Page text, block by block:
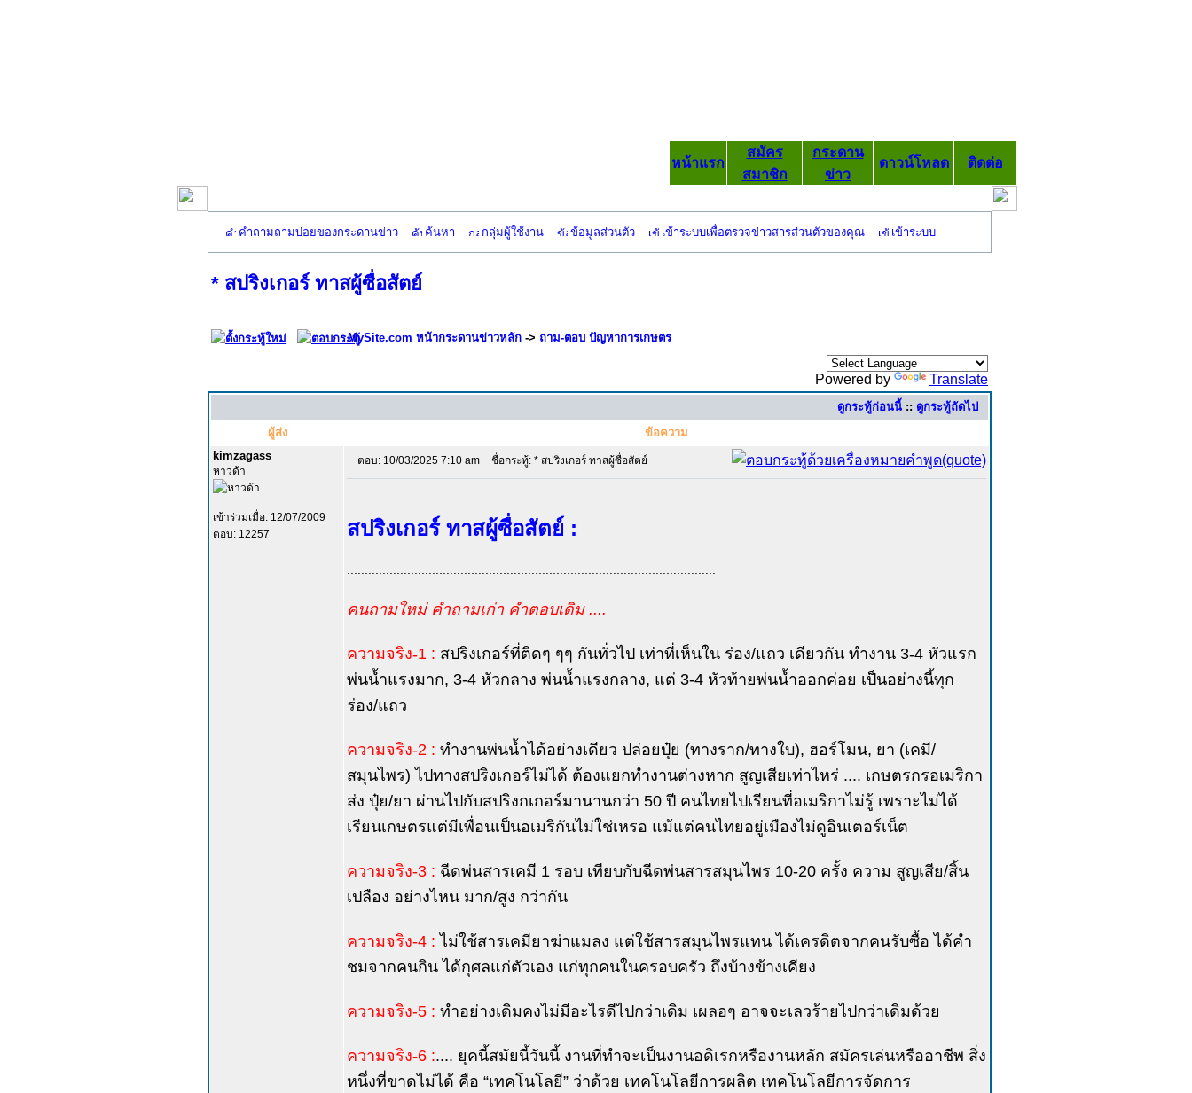
หน้าแรก
สมัคร
สมาชิก
กระดาน
ข่าว
ดาวน์โหลด ติดต่อ
คำถามถามบ่อยของกระดานข่าว ค้นหา กลุ่มผู้ใช้งาน ข้อมูลส่วนตัว เข้าระบบเพื่อตรวจข่าวสารส่วนตัวของคุณ เข้าระบบ
* สปริงเกอร์ ทาสผู้ซื่อสัตย์
MySite.com หน้ากระดานข่าวหลัก -> ถาม-ตอบ ปัญหาการเกษตร
Powered by Translate
ดูกระทู้ก่อนนี้ :: ดูกระทู้ถัดไป
ผู้ส่ง
ข้อความ
kimzagass
หาวด้า
เข้าร่วมเมื่อ: 12/07/2009
ตอบ: 12257
ตอบ: 10/03/2025 7:10 am ชื่อกระทู้: * สปริงเกอร์ ทาสผู้ซื่อสัตย์
สปริงเกอร์ ทาสผู้ซื่อสัตย์ :
คนถามใหม่ คำถามเก่า คำตอบเดิม ....
ความจริง-1 : สปริงเกอร์ที่ติดๆ ๆๆ กันทั่วไป เท่าที่เห็นใน ร่อง/แถว เดียวกัน ทำงาน 3-4 หัวแรก
พ่นน้ำแรงมาก, 3-4 หัวกลาง พ่นน้ำแรงกลาง, แต่ 3-4 หัวท้ายพ่นน้ำออกค่อย เป็นอย่างนี้ทุก
ร่อง/แถว
ความจริง-2 : ทำงานพ่นน้ำได้อย่างเดียว ปล่อยปุ๋ย (ทางราก/ทางใบ), ฮอร์โมน, ยา (เคมี/
สมุนไพร) ไปทางสปริงเกอร์ไม่ได้ ต้องแยกทำงานต่างหาก สูญเสียเท่าไหร่ .... เกษตรกรอเมริกา
ส่ง ปุ๋ย/ยา ผ่านไปกับสปริงกเกอร์มานานกว่า 50 ปี คนไทยไปเรียนที่อเมริกาไม่รู้ เพราะไม่ได้
เรียนเกษตรแต่มีเพื่อนเป็นอเมริกันไม่ใช่เหรอ แม้แต่คนไทยอยู่เมืองไม่ดูอินเตอร์เน็ต
ความจริง-3 : ฉีดพ่นสารเคมี 1 รอบ เทียบกับฉีดพ่นสารสมุนไพร 10-20 ครั้ง ความ สูญเสีย/สิ้น
เปลือง อย่างไหน มาก/สูง กว่ากัน
ความจริง-4 : ไม่ใช้สารเคมียาฆ่าแมลง แต่ใช้สารสมุนไพรแทน ได้เครดิตจากคนรับซื้อ ได้คำ
ชมจากคนกิน ได้กุศลแก่ตัวเอง แก่ทุกคนในครอบครัว ถึงบ้างข้างเคียง
ความจริง-5 : ทำอย่างเดิมคงไม่มีอะไรดีไปกว่าเดิม เผลอๆ อาจจะเลวร้ายไปกว่าเดิมด้วย
ความจริง-6 :.... ยุคนี้สมัยนี้วันนี้ งานที่ทำจะเป็นงานอดิเรกหรืองานหลัก สมัครเล่นหรืออาชีพ สิ่ง
หนึ่งที่ขาดไม่ได้ คือ “เทคโนโลยี” ว่าด้วย เทคโนโลยีการผลิต เทคโนโลยีการจัดการ